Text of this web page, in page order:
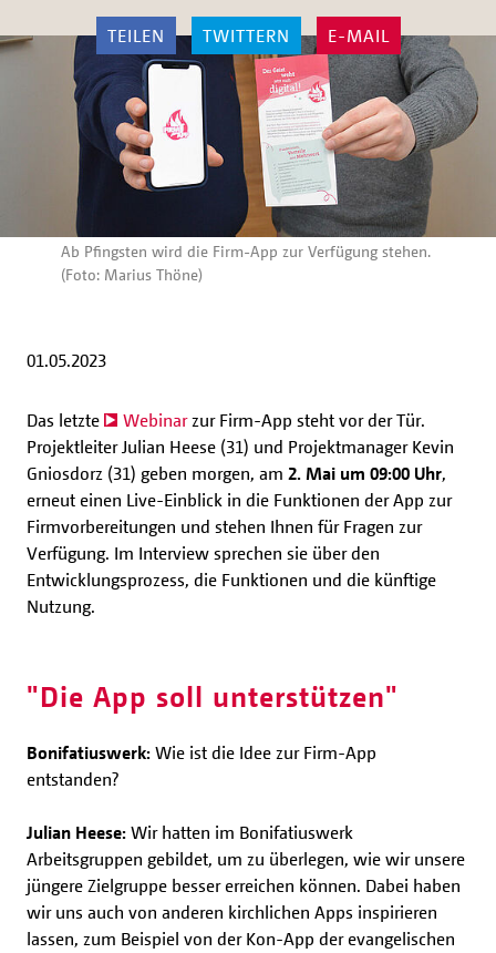
TEILEN TWITTERN E-MAIL
Ab Pfingsten wird die Firm-App zur Verfügung stehen.
(Foto: Marius Thöne)
01.05.2023
Das letzte Webinarzur Firm-App steht vor der Tür.
Projektleiter Julian Heese (31) und Projektmanager Kevin
Gniosdorz (31) geben morgen, am 2. Mai um 09:00 Uhr,
erneut einen Live-Einblick in die Funktionen der App zur
Firmvorbereitungen und stehen Ihnen für Fragen zur
Verfügung. Im Interview sprechen sie über den
Entwicklungsprozess, die Funktionen und die künftige
Nutzung.
"Die App soll unterstützen"
Bonifatiuswerk: Wie ist die Idee zur Firm-App
entstanden?
Julian Heese: Wir hatten im Bonifatiuswerk
Arbeitsgruppen gebildet, um zu überlegen, wie wir unsere
jüngere Zielgruppe besser erreichen können. Dabei haben
wir uns auch von anderen kirchlichen Apps inspirieren
lassen, zum Beispiel von der Kon-App der evangelischen